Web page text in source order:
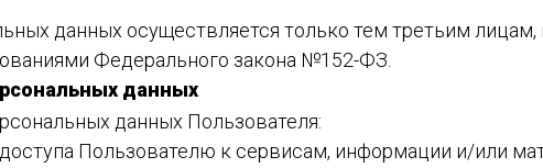
данных осуществляется только тем третьим
Федерального закона №152-ФЗ.
данных
данных Пользователя:
Пользователю к сервисам, информации и/или